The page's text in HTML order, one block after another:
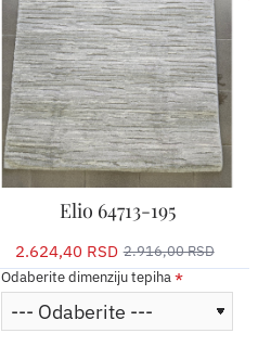
Elio 64713-195
2.624,40 RSD 2.916,00 RSD
Odaberite dimenziju tepiha